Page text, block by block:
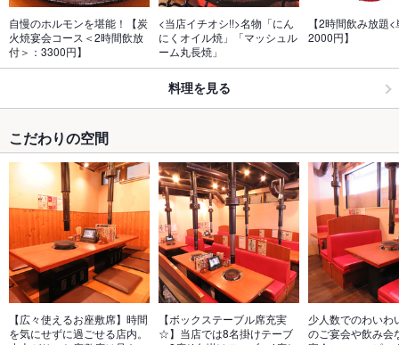
自慢のホルモンを堪能！【炭
火焼宴会コース＜2時間飲放
付＞：3300円】
<当店イチオシ!!>名物「にん
にくオイル焼」「マッシュル
ーム丸長焼」
【2時間飲み放題
2000円】
料理を見る
こだわりの空間
【広々使えるお座敷席】時間
を気にせずに過ごせる店内。
【ボックステーブル席充実
☆】当店では8名掛けテーブ
少人数でのわいわ
のご宴会や飲み会